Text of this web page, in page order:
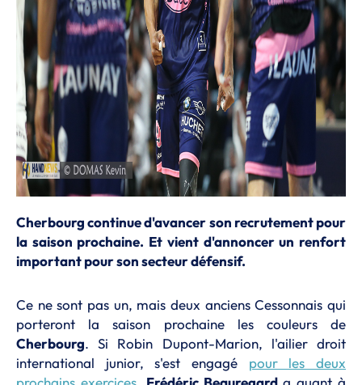
Cherbourg continue d'avancer son recrutement pour
la saison prochaine. Et vient d'annoncer un renfort
important pour son secteur défensif.
Ce ne sont pas un, mais deux anciens Cessonnais qui
porteront la saison prochaine les couleurs de
Cherbourg. Si Robin Dupont-Marion, l'ailier droit
international junior, s'est engagé pour les deux